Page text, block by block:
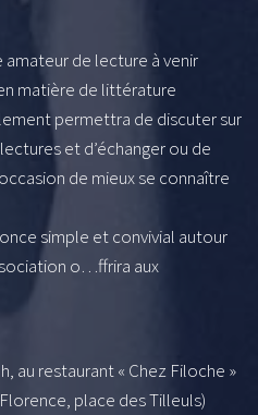
de lecture à venir
matière de littérature
permettra de discuter sur
et d’échanger ou de
de mieux se connaître
simple et convivial autour
o…ffrira aux
au restaurant « Chez Filoche »
place des Tilleuls)